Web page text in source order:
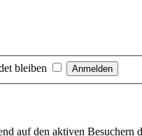
bleiben
auf den aktiven Besuchern